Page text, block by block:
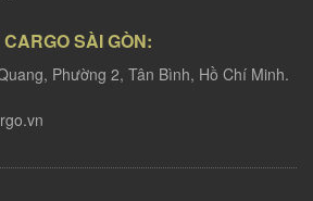
SÀI GÒN:
Phường 2, Tân Bình, Hồ Chí Minh.